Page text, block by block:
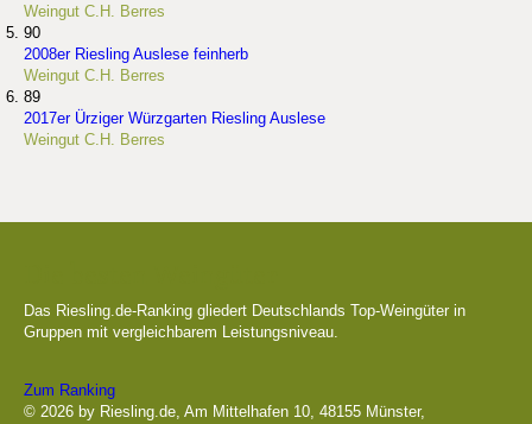
Weingut C.H. Berres
90
2008er Riesling Auslese feinherb
Weingut C.H. Berres
89
2017er Ürziger Würzgarten Riesling Auslese
Weingut C.H. Berres
Das Riesling.de-Ranking gliedert Deutschlands Top-Weingüter in
Gruppen mit vergleichbarem Leistungsniveau.
Zum Ranking
© 2026 by Riesling.de, Am Mittelhafen 10, 48155 Münster,